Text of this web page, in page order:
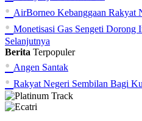
• AirBorneo Kebanggaan Rakyat
• Monetisasi Gas Sengeti Dorong
Selanjutnya
Berita Terpopuler
• Angen Santak
• Rakyat Negeri Sembilan Bagi